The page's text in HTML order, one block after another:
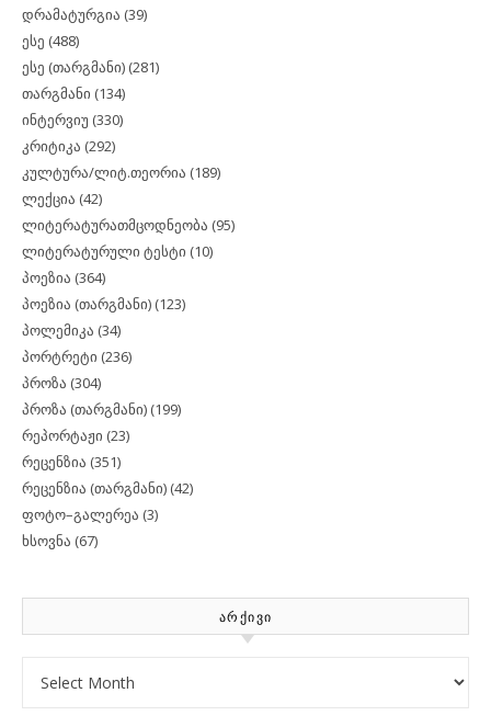
დრამატურგია (39)
ესე (488)
ესე (თარგმანი) (281)
თარგმანი (134)
ინტერვიუ (330)
კრიტიკა (292)
კულტურა/ლიტ.თეორია (189)
ლექცია (42)
ლიტერატურათმცოდნეობა (95)
ლიტერატურული ტესტი (10)
პოეზია (364)
პოეზია (თარგმანი) (123)
პოლემიკა (34)
პორტრეტი (236)
პროზა (304)
პროზა (თარგმანი) (199)
რეპორტაჟი (23)
რეცენზია (351)
რეცენზია (თარგმანი) (42)
ფოტო–გალერეა (3)
ხსოვნა (67)
ᲐᲠᲥᲘᲕᲘ